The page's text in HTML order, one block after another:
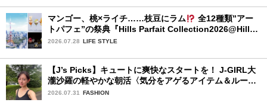
マンゴー、桃×ライチ……枝豆にラム
全12種類”アー
トパフェ”の祭典『Hills Parfait Collection2026@Hills
House』
2026.07.28 LIFE STYLE
【J’s Picks】キュートに爽快なスタートを！ J-GIRL大
瀧沙羅の軽やかな朝活〈気分をアゲるアイテム＆ルーテ
ィーン〉
2026.07.31 FASHION